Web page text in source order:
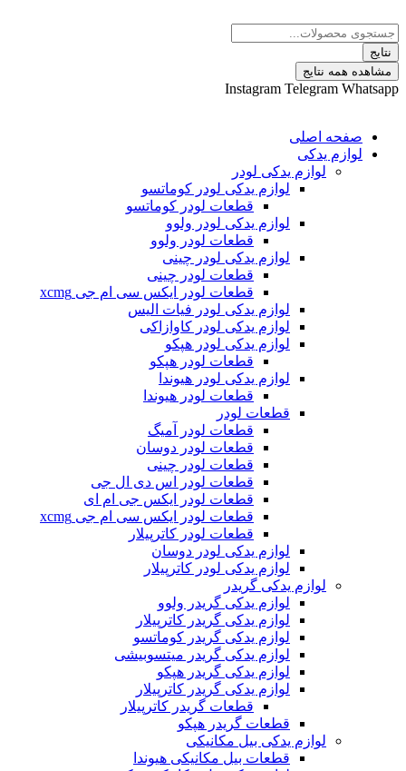
نتایج
Instagram Telegram
اصلی
یدکی
لوازم یدکی لودر
لوازم یدکی لودر کوماتسو
قطعات لودر کوماتسو
لوازم یدکی لودر ولوو
قطعات لودر ولوو
لوازم یدکی لودر چینی
قطعات لودر چینی
قطعات لودر ایکس سی ام جی xcmg
لوازم یدکی لودر فیات الیس
لوازم یدکی لودر کاوازاکی
لوازم یدکی لودر هپکو
قطعات لودر هپکو
لوازم یدکی لودر هیوندا
قطعات لودر هیوندا
قطعات لودر
قطعات لودر آمیگ
قطعات لودر دوسان
قطعات لودر چینی
قطعات لودر اس دی ال جی
قطعات لودر ایکس جی ام ای
قطعات لودر ایکس سی ام جی xcmg
قطعات لودر کاترپیلار
لوازم یدکی لودر دوسان
لوازم یدکی لودر کاترپیلار
لوازم یدکی گریدر
لوازم یدکی گریدر ولوو
لوازم یدکی گریدر کاترپیلار
لوازم یدکی گریدر کوماتسو
لوازم یدکی گریدر میتسوبیشی
لوازم یدکی گریدر هپکو
لوازم یدکی گریدر کاترپیلار
قطعات گریدر کاترپیلار
قطعات گریدر هپکو
لوازم یدکی بیل مکانیکی
قطعات بیل مکانیکی هیوندا